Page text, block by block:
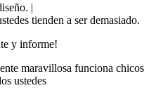
|
tienden a ser demasiado.
y informe!
maravillosa funciona chicos
ustedes